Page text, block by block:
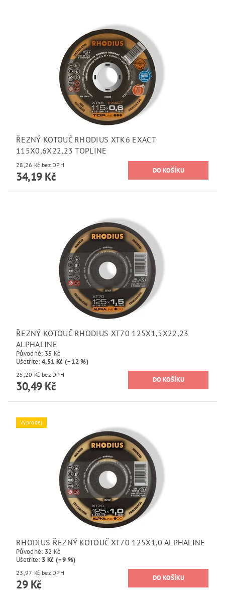
ŘEZNÝ KOTOUČ RHODIUS XTK6 EXACT
115X0,6X22,23 TOPLINE
28,26 Kč bez DPH
34,19 Kč
ŘEZNÝ KOTOUČ RHODIUS XT70 125X1,5X22,23
ALPHALINE
Původně: 35 Kč
Ušetříte:4,51 Kč (–12 %)
25,20 Kč bez DPH
30,49 Kč
Výprodej
RHODIUS ŘEZNÝ KOTOUČ XT70 125X1,0 ALPHALINE
Původně: 32 Kč
Ušetříte: 3 Kč (–9 %)
23,97 Kč bez DPH
29 Kč